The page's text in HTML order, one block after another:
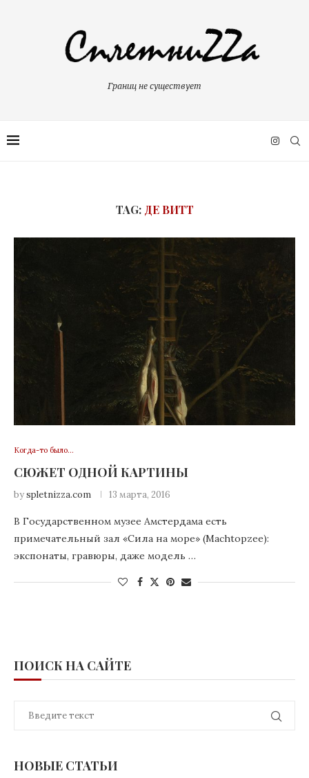
Границ не существует
TAG: ДЕ ВИТТ
Когда-то было…
СЮЖЕТ ОДНОЙ КАРТИНЫ
byspletnizza.com 13 марта, 2016
В Государственном музее Амстердама есть
примечательный зал «Сила на море» (Machtopzee):
экспонаты, гравюры, даже модель …
ПОИСК НА САЙТЕ
НОВЫЕ СТАТЬИ